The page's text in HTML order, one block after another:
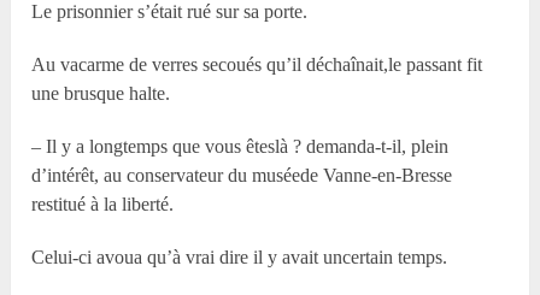
Le prisonnier s’était rué sur sa porte.
Au vacarme de verres secoués qu’il déchaînait,le passant fit
une brusque halte.
– Il y a longtemps que vous êteslà ? demanda-t-il, plein
d’intérêt, au conservateur du muséede Vanne-en-Bresse
restitué à la liberté.
Celui-ci avoua qu’à vrai dire il y avait uncertain temps.